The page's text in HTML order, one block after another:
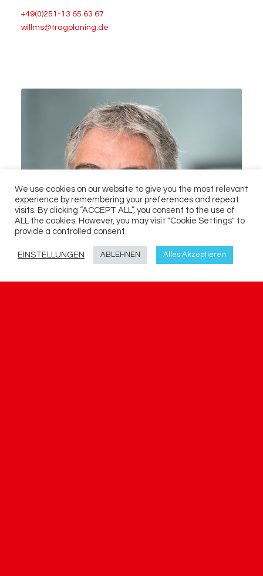
+49(0)251-13 65 63 67
willms@tragplaning.de
We use cookies on our website to give you the most relevant
experience by remembering your preferences and repeat
visits. By clicking “ACCEPT ALL”, you consent to the use of
ALL the cookies. However, you may visit "Cookie Settings" to
provide a controlled consent.
EINSTELLUNGEN ABLEHNEN Alles Akzeptieren